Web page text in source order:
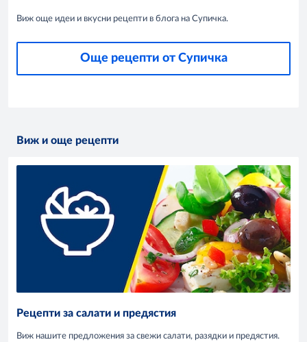
Виж още идеи и вкусни рецепти в блога на Супичка.
Още рецепти от Супичка
Виж и още рецепти
Рецепти за салати и предястия
Виж нашите предложения за свежи салати, разядки и предястия.